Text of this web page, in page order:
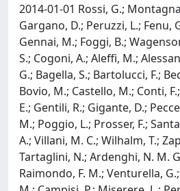
2014-01-01 Rossi, G.;
Gargano, D.; Peruzzi, L.; Fenu,
Gennai, M.; Foggi, B.;
S.; Cogoni, A.; Aleffi, M.;
G.; Bagella, S.; Bartolucci, F.;
Bovio, M.; Castello, M.; Conti,
E.; Gentili, R.; Gigante, D.;
M.; Poggio, L.; Prosser, F.;
A.; Villani, M. C.; Wilhalm, T.;
Tartaglini, N.; Ardenghi, N. M.
Raimondo, F. M.; Venturella,